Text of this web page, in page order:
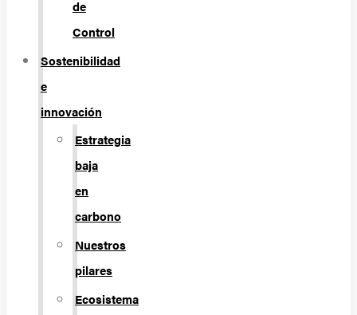
de
Control
Sostenibilidad
e
innovación
Estrategia
baja
en
carbono
Nuestros
pilares
Ecosistema